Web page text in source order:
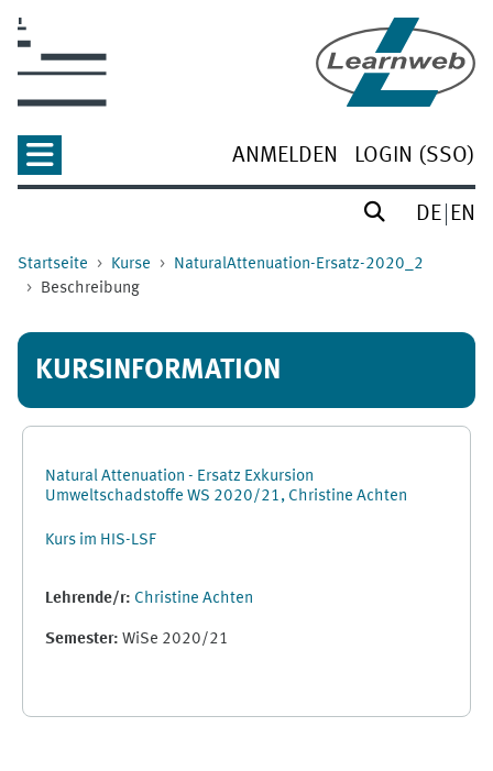
ANMELDEN LOGIN (SSO)
DE EN
Startseite Kurse
NaturalAttenuation-Ersatz-2020_2
Beschreibung
KURSINFORMATION
Natural Attenuation - Ersatz Exkursion
Umweltschadstoffe WS 2020/21, Christine Achten
Kurs im HIS-LSF
Lehrende/r: Christine Achten
Semester: WiSe 2020/21